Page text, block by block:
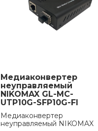
Медиаконвертер
неуправляемый
NIKOMAX GL-MC-
UTP10G-SFP10G-FI
Медиаконвертер
неуправляемый NIKOMAX